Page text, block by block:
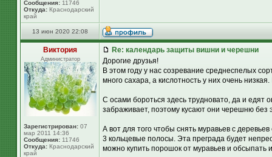
Сообщения: 11746
Откуда: Краснодарский
край
13 июн 2020 22:08
Виктория
Администратор
Зарегистрирован: 07
мар 2011 14:36
Сообщения: 11746
Откуда: Краснодарский
край
Re: календарь защиты вишни и черешни
Дорогие друзья!
В этом году у нас созревание среднеспелых
много сахара, а кислотность у них очень
С осами бороться здесь трудновато, да и едят
забраживает, поэтому кусают они черешню без
А вот для того чтобы снять муравьев с
3 кольцевые полосы. Эта преграда будет
можно купить порошок от муравьев и обсыпать